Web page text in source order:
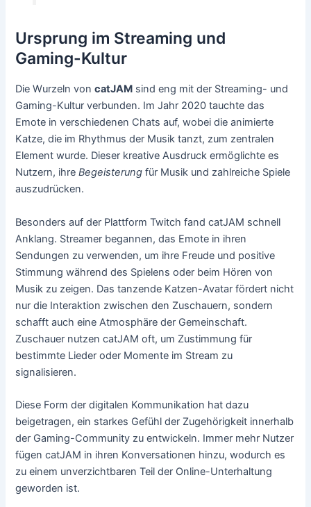
Ursprung im Streaming und
Gaming-Kultur
Die Wurzeln voncatJAM sind eng mit der Streaming- und
Gaming-Kultur verbunden. Im Jahr 2020 tauchte das
Emote in verschiedenen Chats auf, wobei die animierte
Katze, die im Rhythmus der Musik tanzt, zum zentralen
Element wurde. Dieser kreative Ausdruck ermöglichte es
Nutzern, ihreBegeisterung für Musik und zahlreiche Spiele
auszudrücken.
Besonders auf der Plattform Twitch fand catJAM schnell
Anklang. Streamer begannen, das Emote in ihren
Sendungen zu verwenden, um ihre Freude und positive
Stimmung während des Spielens oder beim Hören von
Musik zu zeigen. Das tanzende Katzen-Avatar fördert nicht
nur die Interaktion zwischen den Zuschauern, sondern
schafft auch eine Atmosphäre der Gemeinschaft.
Zuschauer nutzen catJAM oft, um Zustimmung für
bestimmte Lieder oder Momente im Stream zu
signalisieren.
Diese Form der digitalen Kommunikation hat dazu
beigetragen, ein starkes Gefühl der Zugehörigkeit innerhalb
der Gaming-Community zu entwickeln. Immer mehr Nutzer
fügen catJAM in ihren Konversationen hinzu, wodurch es
zu einem unverzichtbaren Teil der Online-Unterhaltung
geworden ist.